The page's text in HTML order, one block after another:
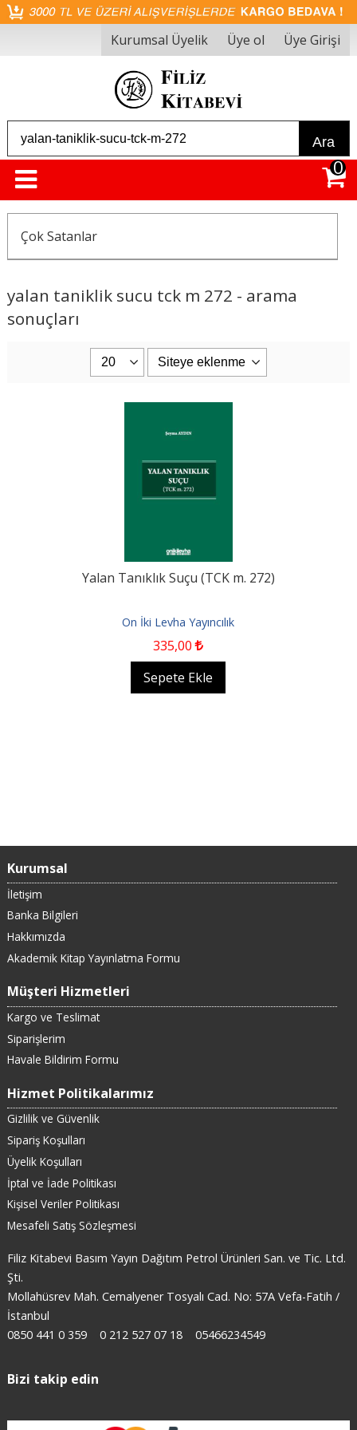
Kurumsal Üyelik Üye ol Üye Girişi
Ara
0
Çok Satanlar
yalan taniklik sucu tck m 272 - arama
sonuçları
Yalan Tanıklık Suçu (TCK m. 272)
On İki Levha Yayıncılık
335,00
Sepete Ekle
Kurumsal
İletişim
Banka Bilgileri
Hakkımızda
Akademik Kitap Yayınlatma Formu
Müşteri Hizmetleri
Kargo ve Teslimat
Siparişlerim
Havale Bildirim Formu
Hizmet Politikalarımız
Gizlilik ve Güvenlik
Sipariş Koşulları
Üyelik Koşulları
İptal ve İade Politikası
Kişisel Veriler Politikası
Mesafeli Satış Sözleşmesi
Filiz Kitabevi Basım Yayın Dağıtım Petrol Ürünleri San. ve Tic. Ltd.
Şti.
Mollahüsrev Mah. Cemalyener Tosyalı Cad. No: 57A Vefa-Fatih /
İstanbul
0850 441 0 359
0 212 527 07 18 05466234549
Bizi takip edin